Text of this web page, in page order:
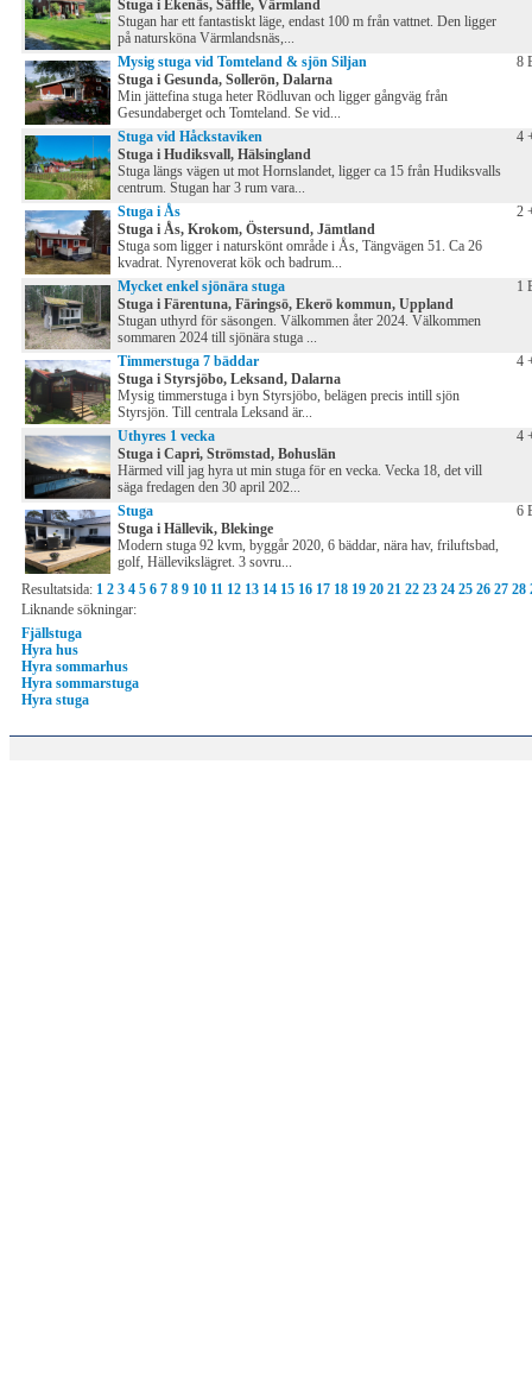
Stuga i Ekenäs, Säffle, Värmland
Stugan har ett fantastiskt läge, endast 100 m från vattnet. Den ligger
på natursköna Värmlandsnäs,...
Mysig stuga vid Tomteland & sjön Siljan
Stuga i Gesunda, Sollerön, Dalarna
Min jättefina stuga heter Rödluvan och ligger gångväg från
Gesundaberget och Tomteland. Se vid...
8
Stuga vid Håckstaviken
Stuga i Hudiksvall, Hälsingland
Stuga längs vägen ut mot Hornslandet, ligger ca 15 från Hudiksvalls
centrum. Stugan har 3 rum vara...
4
Stuga i Ås
Stuga i Ås, Krokom, Östersund, Jämtland
Stuga som ligger i naturskönt område i Ås, Tängvägen 51. Ca 26
kvadrat. Nyrenoverat kök och badrum...
2
Mycket enkel sjönära stuga
Stuga i Färentuna, Färingsö, Ekerö kommun, Uppland
Stugan uthyrd för säsongen. Välkommen åter 2024. Välkommen
sommaren 2024 till sjönära stuga ...
1
Timmerstuga 7 bäddar
Stuga i Styrsjöbo, Leksand, Dalarna
Mysig timmerstuga i byn Styrsjöbo, belägen precis intill sjön
Styrsjön. Till centrala Leksand är...
4
Uthyres 1 vecka
Stuga i Capri, Strömstad, Bohuslän
Härmed vill jag hyra ut min stuga för en vecka. Vecka 18, det vill
säga fredagen den 30 april 202...
4
Stuga
Stuga i Hällevik, Blekinge
Modern stuga 92 kvm, byggår 2020, 6 bäddar, nära hav, friluftsbad,
golf, Hällevikslägret. 3 sovru...
6
Resultatsida: 1 2 3 4 5 6 7 8 9 10 11 12 13 14 15 16 17 18 19 20 21 22 23 24 25 26 27 28
Liknande sökningar:
Fjällstuga
Hyra hus
Hyra sommarhus
Hyra sommarstuga
Hyra stuga